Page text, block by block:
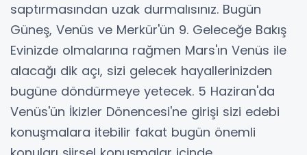
saptırmasından uzak durmalısınız. Bugün
Güneş, Venüs ve Merkür'ün 9. Geleceğe Bakış
Evinizde olmalarına rağmen Mars'ın Venüs ile
alacağı dik açı, sizi gelecek hayallerinizden
bugüne döndürmeye yetecek. 5 Haziran'da
Venüs'ün İkizler Dönencesi'ne girişi sizi edebi
konuşmalara itebilir fakat bugün önemli